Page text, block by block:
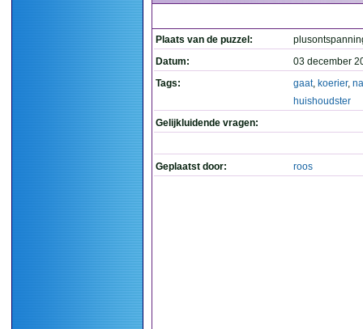
Plaats van de puzzel:
Datum:
03 december
Tags:
gaat, koerier,
huishoudster
Gelijkluidende vragen:
Geplaatst door: roos